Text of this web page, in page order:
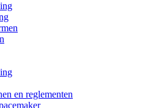
en reglementen